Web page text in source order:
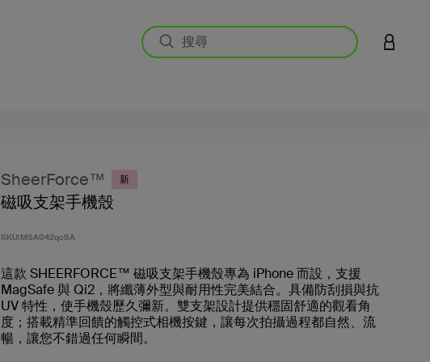
登入您
SheerForce™ 新
磁吸支架手機殼
SKU:MSA042qcSA
這款 SHEERFORCE™ 磁吸支架手機殼專為 iPhone 而設，支援
MagSafe 與 Qi2，將纖薄外型與耐用性完美結合。具備防刮損與抗
UV 特性，使手機殼歷久彌新。雙支架設計提供穩固舒適的觀看角
度；搭載精準回饋的觸控式相機按鍵，讓每次拍攝過程都自然、流
暢，讓您不錯過任何瞬間。